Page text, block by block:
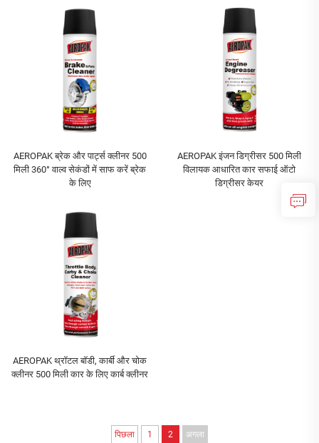
AEROPAK ब्रेक और पार्ट्स क्लीनर 500
मिली 360° वाल्व सेकंडों में साफ करें ब्रेक
के लिए
AEROPAK इंजन डिग्रीसर 500 मिली
विलायक आधारित कार सफाई ऑटो
डिग्रीसर केयर
AEROPAK थ्रॉटल बॉडी, कार्बी और चोक
क्लीनर 500 मिली कार के लिए कार्ब क्लीनर
पिछला 1 2 अगला